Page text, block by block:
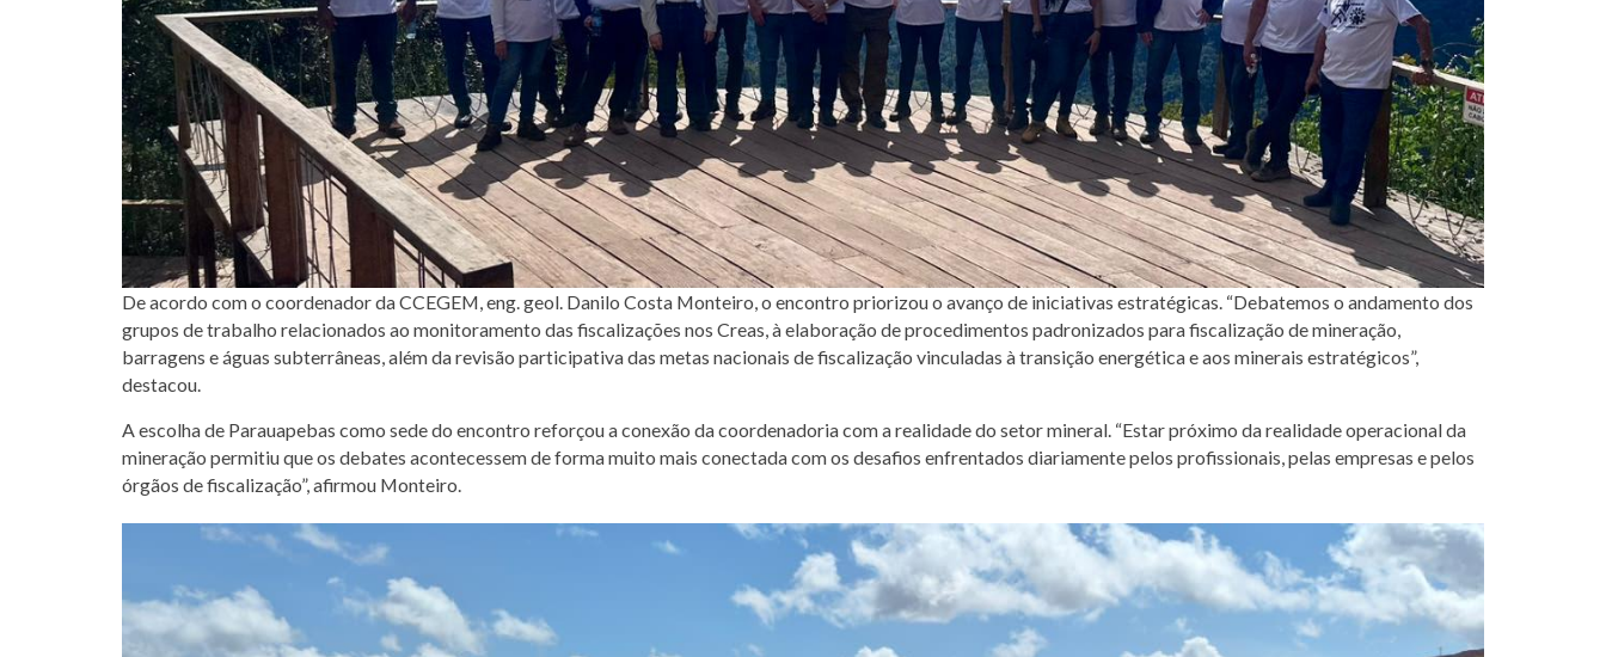
De acordo com o coordenador da CCEGEM, eng. geol. Danilo Costa Monteiro, o encontro priorizou o avanço de iniciativas estratégicas. “Debatemos o andamento dos
grupos de trabalho relacionados ao monitoramento das fiscalizações nos Creas, à elaboração de procedimentos padronizados para fiscalização de mineração,
barragens e águas subterrâneas, além da revisão participativa das metas nacionais de fiscalização vinculadas à transição energética e aos minerais estratégicos”,
destacou.
A escolha de Parauapebas como sede do encontro reforçou a conexão da coordenadoria com a realidade do setor mineral. “Estar próximo da realidade operacional da
mineração permitiu que os debates acontecessem de forma muito mais conectada com os desafios enfrentados diariamente pelos profissionais, pelas empresas e pelos
órgãos de fiscalização”, afirmou Monteiro.